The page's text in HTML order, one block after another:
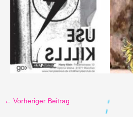
← Vorheriger Beitrag